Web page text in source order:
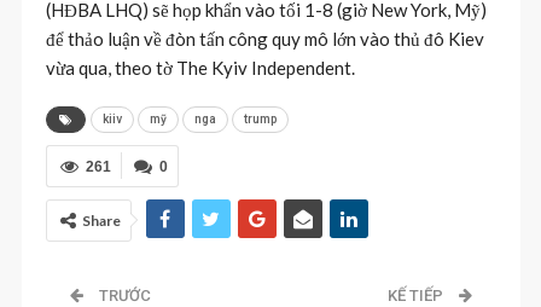
(HĐBA LHQ) sẽ họp khẩn vào tối 1-8 (giờ New York, Mỹ)
để thảo luận về đòn tấn công quy mô lớn vào thủ đô Kiev
vừa qua, theo tờ The Kyiv Independent.
kiiv mỹ nga trump
0
261
Share
TRƯỚC KẾ TIẾP